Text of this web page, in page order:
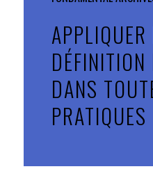
DANS
PRATIQUES